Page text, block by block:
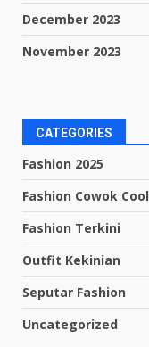
December 2023
November 2023
CATEGORIES
Fashion 2025
Fashion Cowok Cool
Fashion Terkini
Outfit Kekinian
Seputar Fashion
Uncategorized